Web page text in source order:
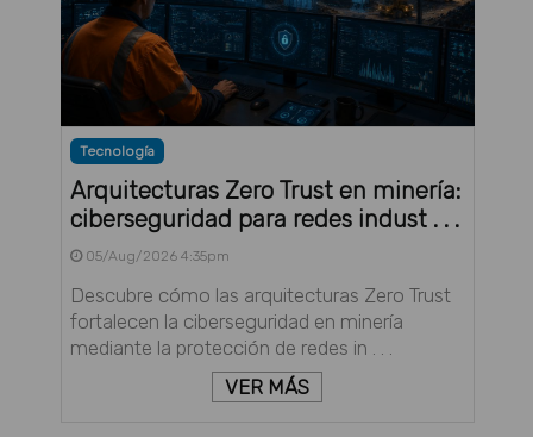
Tecnología
Arquitecturas Zero Trust en minería:
ciberseguridad para redes indust . . .
05/Aug/2026 4:35pm
Descubre cómo las arquitecturas Zero Trust
fortalecen la ciberseguridad en minería
mediante la protección de redes in . . .
VER MÁS